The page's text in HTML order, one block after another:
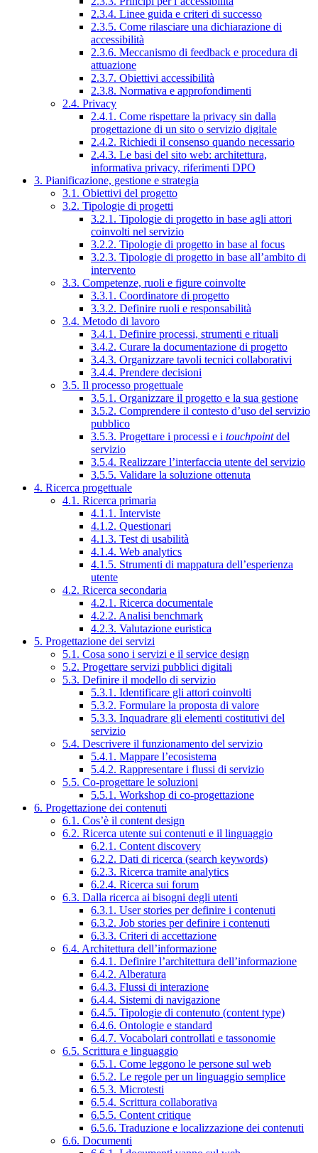
2.3.4. Linee guida e criteri di successo
2.3.5. Come rilasciare una dichiarazione di
accessibilità
2.3.6. Meccanismo di feedback e procedura di
attuazione
2.3.7. Obiettivi accessibilità
2.3.8. Normativa e approfondimenti
2.4. Privacy
2.4.1. Come rispettare la privacy sin dalla
progettazione di un sito o servizio digitale
2.4.2. Richiedi il consenso quando necessario
2.4.3. Le basi del sito web: architettura,
informativa privacy, riferimenti DPO
3. Pianificazione, gestione e strategia
3.1. Obiettivi del progetto
3.2. Tipologie di progetti
3.2.1. Tipologie di progetto in base agli attori
coinvolti nel servizio
3.2.2. Tipologie di progetto in base al focus
3.2.3. Tipologie di progetto in base all’ambito di
intervento
3.3. Competenze, ruoli e figure coinvolte
3.3.1. Coordinatore di progetto
3.3.2. Definire ruoli e responsabilità
3.4. Metodo di lavoro
3.4.1. Definire processi, strumenti e rituali
3.4.2. Curare la documentazione di progetto
3.4.3. Organizzare tavoli tecnici collaborativi
3.4.4. Prendere decisioni
3.5. Il processo progettuale
3.5.1. Organizzare il progetto e la sua gestione
3.5.2. Comprendere il contesto d’uso del servizio
pubblico
3.5.3. Progettare i processi e i touchpointdel
servizio
3.5.4. Realizzare l’interfaccia utente del servizio
3.5.5. Validare la soluzione ottenuta
4. Ricerca progettuale
4.1. Ricerca primaria
4.1.1. Interviste
4.1.2. Questionari
4.1.3. Test di usabilità
4.1.4. Web analytics
4.1.5. Strumenti di mappatura dell’esperienza
utente
4.2. Ricerca secondaria
4.2.1. Ricerca documentale
4.2.2. Analisi benchmark
4.2.3. Valutazione euristica
5. Progettazione dei servizi
5.1. Cosa sono i servizi e il service design
5.2. Progettare servizi pubblici digitali
5.3. Definire il modello di servizio
5.3.1. Identificare gli attori coinvolti
5.3.2. Formulare la proposta di valore
5.3.3. Inquadrare gli elementi costitutivi del
servizio
5.4. Descrivere il funzionamento del servizio
5.4.1. Mappare l’ecosistema
5.4.2. Rappresentare i flussi di servizio
5.5. Co-progettare le soluzioni
5.5.1. Workshop di co-progettazione
6. Progettazione dei contenuti
6.1. Cos’è il content design
6.2. Ricerca utente sui contenuti e il linguaggio
6.2.1. Content discovery
6.2.2. Dati di ricerca (search keywords)
6.2.3. Ricerca tramite analytics
6.2.4. Ricerca sui forum
6.3. Dalla ricerca ai bisogni degli utenti
6.3.1. User stories per definire i contenuti
6.3.2. Job stories per definire i contenuti
6.3.3. Criteri di accettazione
6.4. Architettura dell’informazione
6.4.1. Definire l’architettura dell’informazione
6.4.2. Alberatura
6.4.3. Flussi di interazione
6.4.4. Sistemi di navigazione
6.4.5. Tipologie di contenuto (content type)
6.4.6. Ontologie e standard
6.4.7. Vocabolari controllati e tassonomie
6.5. Scrittura e linguaggio
6.5.1. Come leggono le persone sul web
6.5.2. Le regole per un linguaggio semplice
6.5.3. Microtesti
6.5.4. Scrittura collaborativa
6.5.5. Content critique
6.5.6. Traduzione e localizzazione dei contenuti
6.6. Documenti